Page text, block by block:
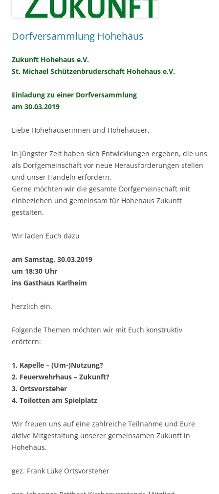
Dorfversammlung Hohehaus
Zukunft Hohehaus e.V.
St. Michael Schützenbruderschaft Hohehaus e.V.
Einladung zu einer Dorfversammlung
am 30.03.2019
Liebe Hohehäuserinnen und Hohehäuser,
in jüngster Zeit haben sich Entwicklungen ergeben, die uns
als Dorfgemeinschaft vor neue Herausforderungen stellen
und unser Handeln erfordern.
Gerne möchten wir die gesamte Dorfgemeinschaft mit
einbeziehen und gemeinsam für Hohehaus Zukunft
gestalten.
Wir laden Euch dazu
am Samstag, 30.03.2019
um 18:30 Uhr
ins Gasthaus Karlheim
herzlich ein.
Folgende Themen möchten wir mit Euch konstruktiv
erörtern:
1. Kapelle – (Um-)Nutzung?
2. Feuerwehrhaus – Zukunft?
3. Ortsvorsteher
4. Toiletten am Spielplatz
Wir freuen uns auf eine zahlreiche Teilnahme und Eure
aktive Mitgestaltung unserer gemeinsamen Zukunft in
Hohehaus.
gez. Frank Lüke Ortsvorsteher